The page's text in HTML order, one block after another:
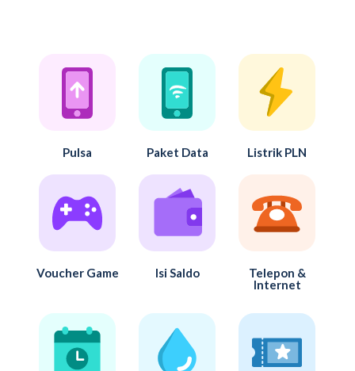
Pulsa Paket Data Listrik PLN
Voucher Game Isi Saldo
Telepon &
Internet